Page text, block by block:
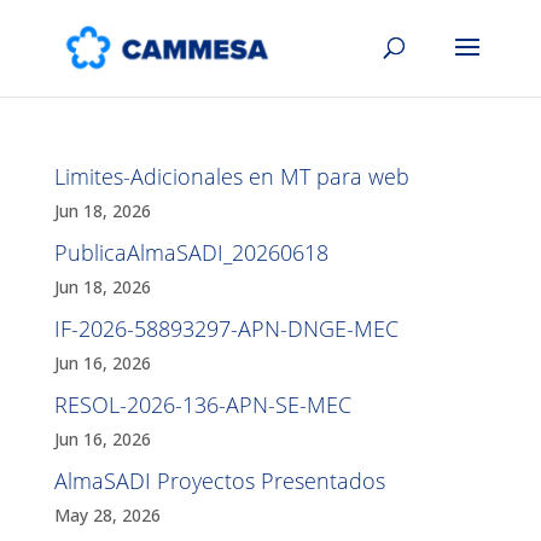
Limites-Adicionales en MT para web
Jun 18, 2026
PublicaAlmaSADI_20260618
Jun 18, 2026
IF-2026-58893297-APN-DNGE-MEC
Jun 16, 2026
RESOL-2026-136-APN-SE-MEC
Jun 16, 2026
AlmaSADI Proyectos Presentados
May 28, 2026